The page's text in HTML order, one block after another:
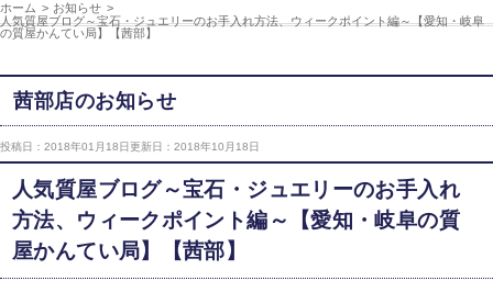
ホーム
お知らせ
人気質屋ブログ～宝石・ジュエリーのお手入れ方法、ウィークポイント編～【愛知・岐阜
の質屋かんてい局】【茜部】
茜部店のお知らせ
投稿日：2018年01月18日 更新日：2018年10月18日
人気質屋ブログ～宝石・ジュエリーのお手入れ
方法、ウィークポイント編～【愛知・岐阜の質
屋かんてい局】【茜部】